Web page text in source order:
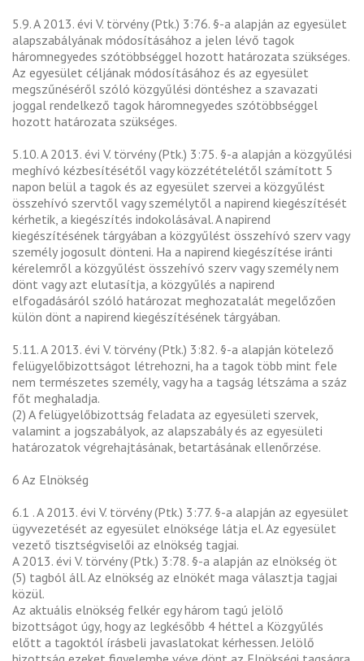
5.9. A 2013. évi V. törvény (Ptk.) 3:76. §-a alapján az egyesület
alapszabályának módosításához a jelen lévő tagok
háromnegyedes szótöbbséggel hozott határozata szükséges.
Az egyesület céljának módosításához és az egyesület
megszűnéséről szóló közgyűlési döntéshez a szavazati
joggal rendelkező tagok háromnegyedes szótöbbséggel
hozott határozata szükséges.
5.10. A 2013. évi V. törvény (Ptk.) 3:75. §-a alapján a közgyűlési
meghívó kézbesítésétől vagy közzétételétől számított 5
napon belül a tagok és az egyesület szervei a közgyűlést
összehívó szervtől vagy személytől a napirend kiegészítését
kérhetik, a kiegészítés indokolásával. A napirend
kiegészítésének tárgyában a közgyűlést összehívó szerv vagy
személy jogosult dönteni. Ha a napirend kiegészítése iránti
kérelemről a közgyűlést összehívó szerv vagy személy nem
dönt vagy azt elutasítja, a közgyűlés a napirend
elfogadásáról szóló határozat meghozatalát megelőzően
külön dönt a napirend kiegészítésének tárgyában.
5.11. A 2013. évi V. törvény (Ptk.) 3:82. §-a alapján kötelező
felügyelőbizottságot létrehozni, ha a tagok több mint fele
nem természetes személy, vagy ha a tagság létszáma a száz
főt meghaladja.
(2) A felügyelőbizottság feladata az egyesületi szervek,
valamint a jogszabályok, az alapszabály és az egyesületi
határozatok végrehajtásának, betartásának ellenőrzése.
6 Az Elnökség
6.1 . A 2013. évi V. törvény (Ptk.) 3:77. §-a alapján az egyesület
ügyvezetését az egyesület elnöksége látja el. Az egyesület
vezető tisztségviselői az elnökség tagjai.
A 2013. évi V. törvény (Ptk.) 3:78. §-a alapján az elnökség öt
(5) tagból áll. Az elnökség az elnökét maga választja tagjai
közül.
Az aktuális elnökség felkér egy három tagú jelölő
bizottságot úgy, hogy az legkésőbb 4 héttel a Közgyűlés
előtt a tagoktól írásbeli javaslatokat kérhessen. Jelölő